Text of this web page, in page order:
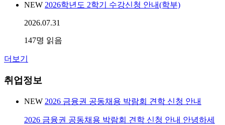
NEW 2026학년도 2학기 수강신청 안내(학부)
2026.07.31
147명 읽음
더보기
취업정보
NEW 2026 금융권 공동채용 박람회 견학 신청 안내
2026 금융권 공동채용 박람회 견학 신청 안내 안녕하세